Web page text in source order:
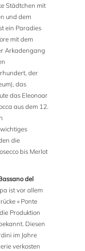
Städtchen mit
und dem
ein Paradies
mit dem
Arkadengang
der
das
das Eleonoar
aus dem 12.
die
bis Merlot
del
ist vor allem
« Ponte
Produktion
Diesen
im Jahre
verkosten